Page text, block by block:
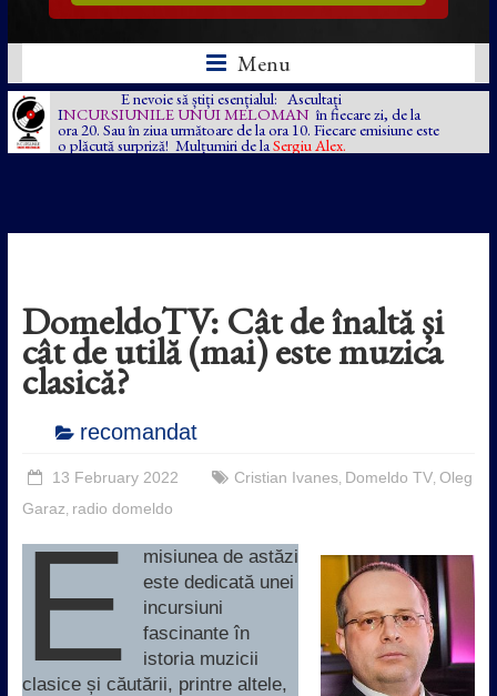
Menu
E nevoie să știți esențialul: Ascultați
INCURSIUNILE UNUI MELOMAN în fiecare zi, de la
ora 20. Sau în ziua următoare de la ora 10. Fiecare emisiune este
o plăcută surpriză! Mulțumiri de la Sergiu Alex.
DomeldoTV: Cât de înaltă și
cât de utilă (mai) este muzica
clasică?
recomandat
13 February 2022 Cristian Ivanes, Domeldo TV, Oleg
Garaz radio domeldo
E
misiunea de astăzi
este dedicată unei
incursiuni
fascinante în
istoria muzicii
clasice și căutării, printre altele,